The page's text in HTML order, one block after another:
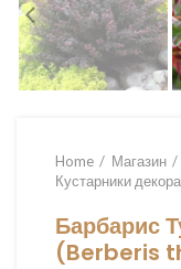
Home Магазин
Кустарники
Барбарис
(Berberis